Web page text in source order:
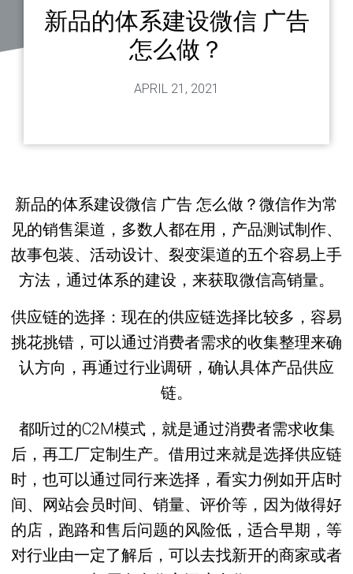
新品的体系建设微信 广告
怎么做？
APRIL 21, 2021
新品的体系建设微信 广告 怎么做？微信作为常
见的销售渠道，多数人都在用，产品测试制作、
故事包装、活动设计、裂变渠道的五个容易上手
方法，通过体系的建设，来获取微信高销量。
供应链的选择：现在的供应链选择比较多，容易
挑花挑错，可以通过消费者需求的收集整理来确
认方向，再通过行业调研，确认具体产品供应
链。
都听过的C2M模式，就是通过消费者需求收集
后，再工厂定制生产。借用过来就是选择供应链
时，也可以通过同行来选择，看实力例如开店时
间、网站会员时间、销量、评价等，因为做得好
的店，跑路和售后问题的风险低，适合早期，等
对行业由一定了解后，可以去找新开的商家或者